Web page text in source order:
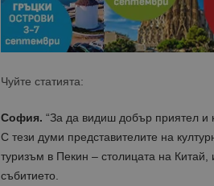
Чуйте статията:
София. “За да видиш добър приятел и
С тези думи представителите на
туризъм в Пекин – столицата на
събитието.